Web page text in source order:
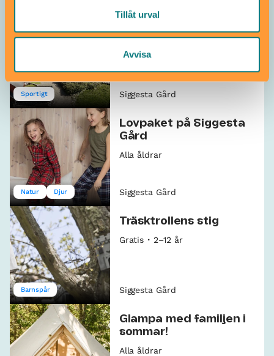
Tillåt urval
Avvisa
Sportigt Siggesta Gård
Natur Djur
Lovpaket på Siggesta
Gård
Alla åldrar
Siggesta Gård
Barnspår
Träsktrollens stig
Gratis
2–12 år
Siggesta Gård
Glampa med familjen i
sommar!
Alla åldrar